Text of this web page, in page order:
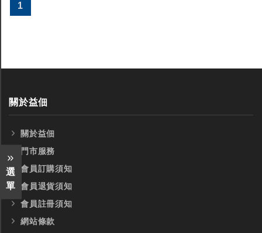
選
單
1
關於益佃
關於益佃
門市服務
會員訂購須知
會員退貨須知
會員註冊須知
網站條款